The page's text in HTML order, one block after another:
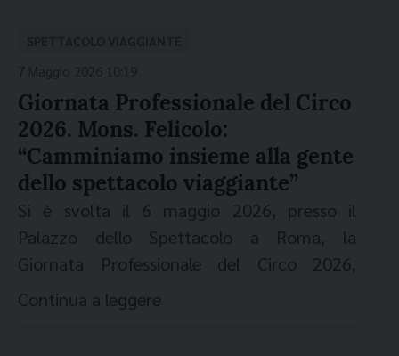
Giornata Professionale del Circo
2026. Mons. Felicolo:
“Camminiamo insieme alla gente
dello spettacolo viaggiante”
Si è svolta il 6 maggio 2026, presso il
Palazzo dello Spettacolo a Roma, la
Giornata Professionale del Circo 2026,
appuntamento promosso dell’Ente
nazionale circhi (Enc) e dall’Associazione
Continua a leggere